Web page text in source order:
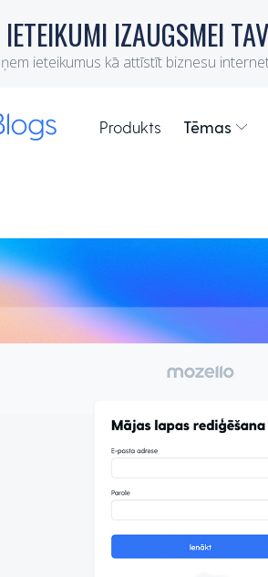
Produkts Tēmas